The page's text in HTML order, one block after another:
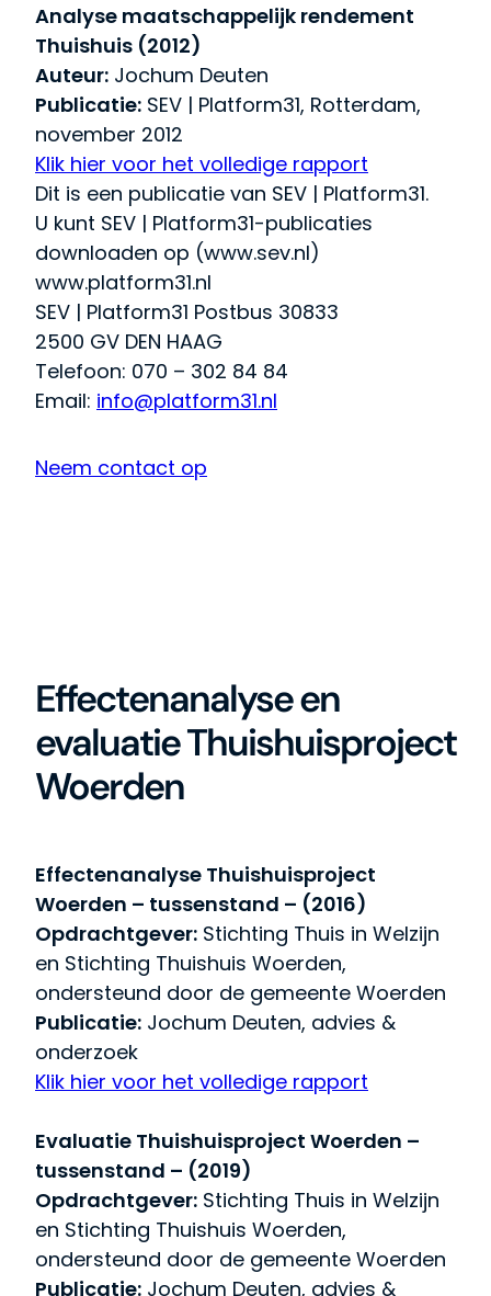
Analyse maatschappelijk rendement
Thuishuis (2012)
Auteur: Jochum Deuten
Publicatie: SEV | Platform31, Rotterdam,
november 2012
Klik hier voor het volledige rapport
Dit is een publicatie van SEV | Platform31.
U kunt SEV | Platform31-publicaties
downloaden op (www.sev.nl)
www.platform31.nl
SEV | Platform31 Postbus 30833
2500 GV DEN HAAG
Telefoon: 070 – 302 84 84
Email: info@platform31.nl
Neem contact op
Effectenanalyse en
evaluatie Thuishuisproject
Woerden
Effectenanalyse Thuishuisproject
Woerden – tussenstand – (2016)
Opdrachtgever: Stichting Thuis in Welzijn
en Stichting Thuishuis Woerden,
ondersteund door de gemeente Woerden
Publicatie: Jochum Deuten, advies &
onderzoek
Klik hier voor het volledige rapport
Evaluatie Thuishuisproject Woerden –
tussenstand – (2019)
Opdrachtgever: Stichting Thuis in Welzijn
en Stichting Thuishuis Woerden,
ondersteund door de gemeente Woerden
Publicatie: Jochum Deuten, advies &